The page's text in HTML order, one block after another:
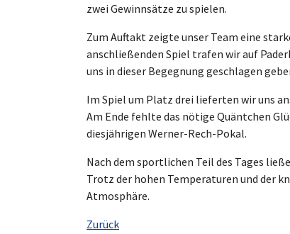
zwei Gewinnsätze zu spielen.
Zum Auftakt zeigte unser Team eine
anschließenden Spiel trafen wir auf
uns in dieser Begegnung geschlagen
Im Spiel um Platz drei lieferten wir uns
Am Ende fehlte das nötige Quäntchen
diesjährigen Werner-Rech-Pokal.
Nach dem sportlichen Teil des Tages
Trotz der hohen Temperaturen und der
Atmosphäre.
Zurück